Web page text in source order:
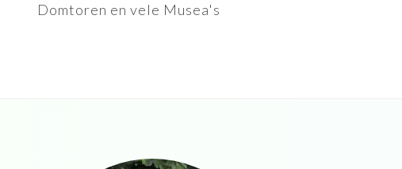
Domtoren en vele Musea's